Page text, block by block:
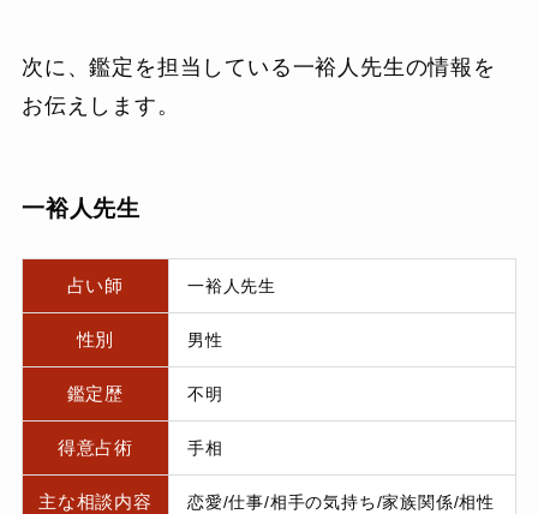
次に、鑑定を担当している一裕人先生の情報を
お伝えします。
一裕人先生
占い師 一裕人先生
性別 男性
鑑定歴 不明
得意占術 手相
主な相談内容 恋愛/仕事/相手の気持ち/家族関係/相性